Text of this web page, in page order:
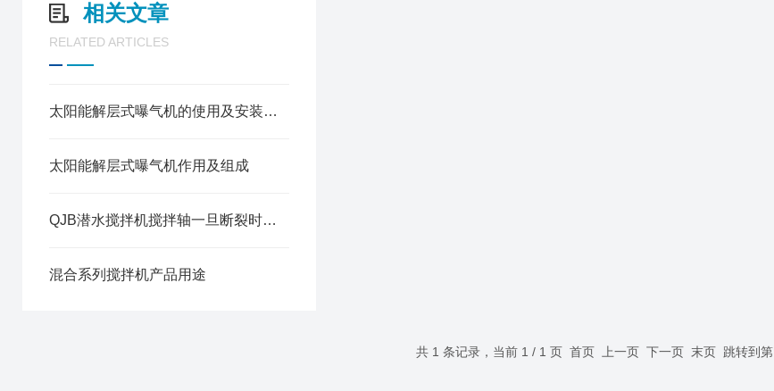
相关文章
RELATED ARTICLES
太阳能解层式曝气机的使用及安装方法
太阳能解层式曝气机作用及组成
QJB潜水搅拌机搅拌轴一旦断裂时的紧急处理
混合系列搅拌机产品用途
共 1 条记录，当前 1 / 1 页 首页 上一页 下一页 末页 跳转到第